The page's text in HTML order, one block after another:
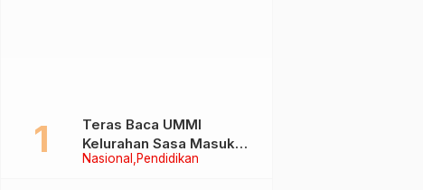
Nasional Pendidikan
Teras Baca UMMI
Kelurahan Sasa Masuk
Tiga Besar Nasional, Tim